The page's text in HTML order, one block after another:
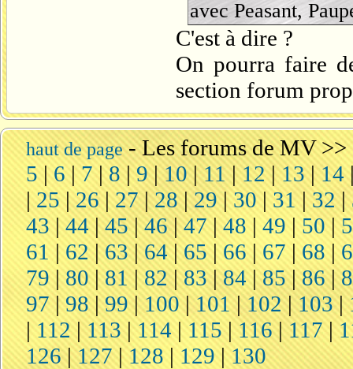
avec Peasant,
C'est à dire ?
On pourra faire
section forum
haut de page-Les forums de MV>>
5 |6 |7|8 |9|10|11|12 |13|14
|25 |26|27|28|29|30| 31|32 |
43|44|45|46|47|48 |49 | 50|
61 | 62|63|64|65| 66| 67 |68 |
79| 80|81|82|83|84|85 |86|
97|98|99|100|101|102|103|
| 112|113 |114 |115|116 |117|
126|127|128 | 129 |130